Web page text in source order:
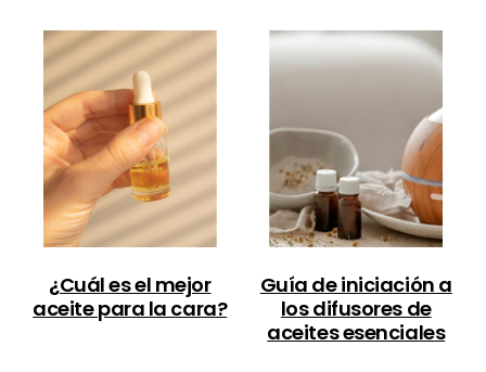
¿Cuál es el mejor
aceite para la cara?
Guía de iniciación a
los difusores de
aceites esenciales